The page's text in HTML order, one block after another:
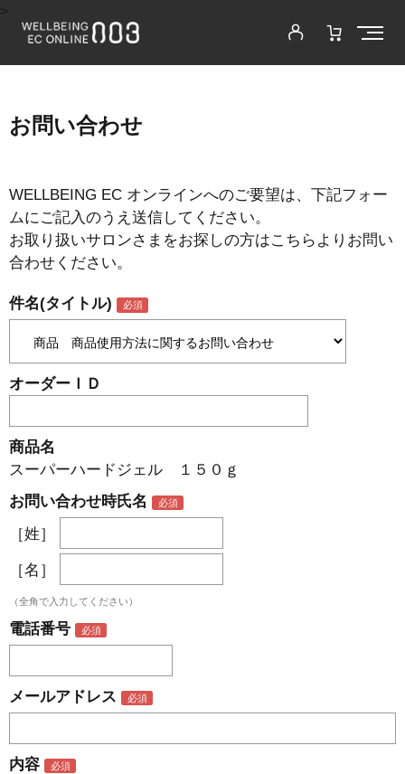
お問い合わせ
WELLBEING EC オンラインへのご要望は、下記フォー
ムにご記入のうえ送信してください。
お取り扱いサロンさまをお探しの方はこちらよりお問い
合わせください。
件名(タイトル)
オーダーＩＤ
商品名
スーパーハードジェル １５０ｇ
お問い合わせ時氏名
［姓］
［名］
（全角で入力してください）
電話番号
メールアドレス
内容